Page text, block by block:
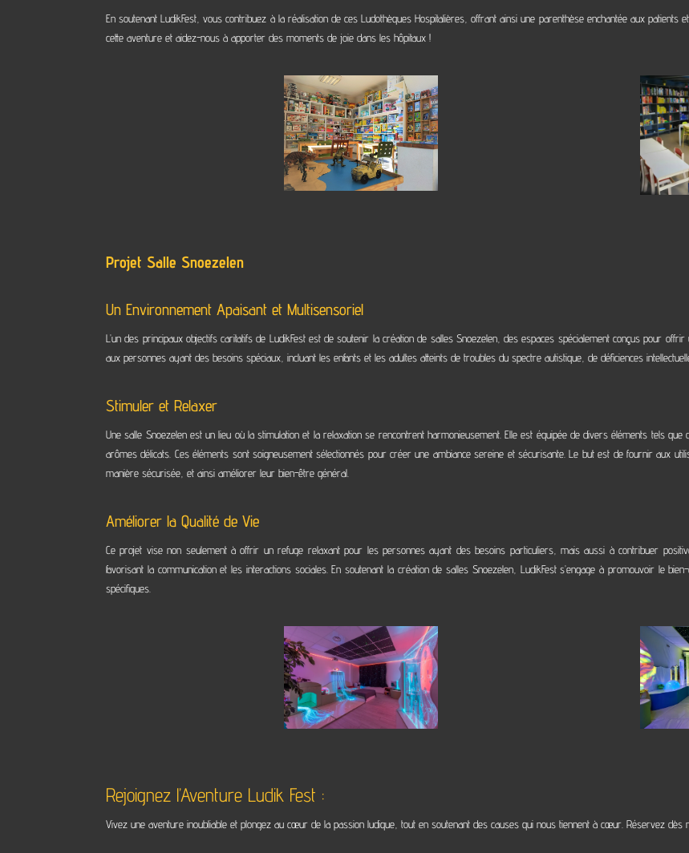
En soutenant LudikFest, vous contribuez à la réalisation de ces Ludothèques Hospitalières, offrant ainsi une parenthèse enchantée aux
cette aventure et aidez-nous à apporter des moments de joie dans les hôpitaux !
Projet Salle Snoezelen
Un Environnement Apaisant et Multisensoriel
L’un des principaux objectifs caritatifs de LudikFest est de soutenir la création de salles Snoezelen, des espaces spécialement conçus pour
aux personnes ayant des besoins spéciaux, incluant les enfants et les adultes atteints de troubles du spectre autistique, de déficiences
Stimuler et Relaxer
Une salle Snoezelen est un lieu où la stimulation et la relaxation se rencontrent harmonieusement. Elle est équipée de divers éléments tels
arômes délicats. Ces éléments sont soigneusement sélectionnés pour créer une ambiance sereine et sécurisante. Le but est de fournir aux
manière sécurisée, et ainsi améliorer leur bien-être général.
Améliorer la Qualité de Vie
Ce projet vise non seulement à offrir un refuge relaxant pour les personnes ayant des besoins particuliers, mais aussi à contribuer
favorisant la communication et les interactions sociales. En soutenant la création de salles Snoezelen, LudikFest s’engage à promouvoir le
spécifiques.
Rejoignez l’Aventure Ludik Fest :
Vivez une aventure inoubliable et plongez au cœur de la passion ludique, tout en soutenant des causes qui nous tiennent à cœur. Réservez dès